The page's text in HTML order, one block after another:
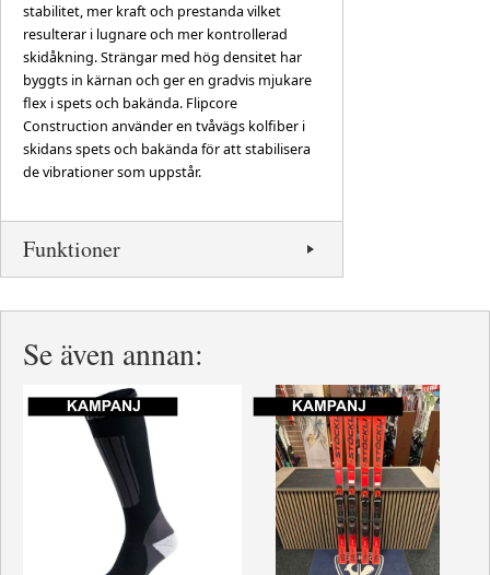
stabilitet, mer kraft och prestanda vilket
resulterar i lugnare och mer kontrollerad
skidåkning. Strängar med hög densitet har
byggts in kärnan och ger en gradvis mjukare
flex i spets och bakända. Flipcore
Construction använder en tvåvägs kolfiber i
skidans spets och bakända för att stabilisera
de vibrationer som uppstår.
Funktioner
Se även annan: